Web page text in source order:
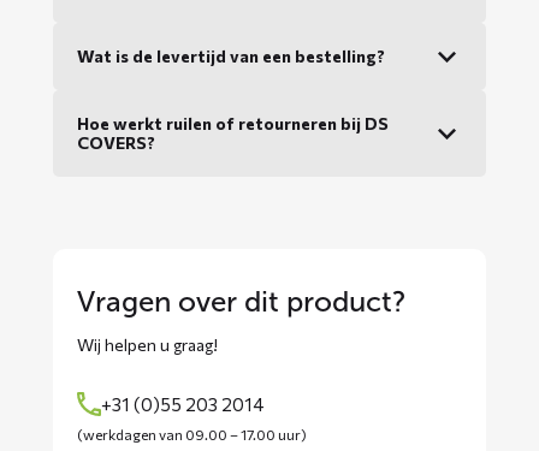
Wat is de levertijd van een bestelling?
Hoe werkt ruilen of retourneren bij DS
COVERS?
Vragen over dit product?
Wij helpen u graag!
+31 (0)55 203 2014
(werkdagen van 09.00 – 17.00 uur)